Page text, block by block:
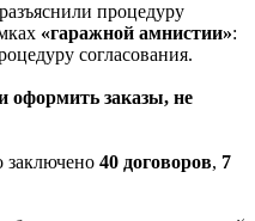
разъяснили процедуру
«гаражной амнистии»:
согласования.
оформить заказы, не
заключено 40 договоров, 7